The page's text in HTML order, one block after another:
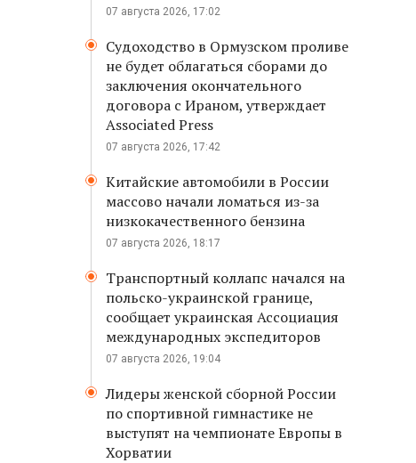
07 августа 2026, 17:02
Судоходство в Ормузском проливе
не будет облагаться сборами до
заключения окончательного
договора с Ираном, утверждает
Associated Press
07 августа 2026, 17:42
Китайские автомобили в России
массово начали ломаться из-за
низкокачественного бензина
07 августа 2026, 18:17
Транспортный коллапс начался на
польско-украинской границе,
сообщает украинская Ассоциация
международных экспедиторов
07 августа 2026, 19:04
Лидеры женской сборной России
по спортивной гимнастике не
выступят на чемпионате Европы в
Хорватии